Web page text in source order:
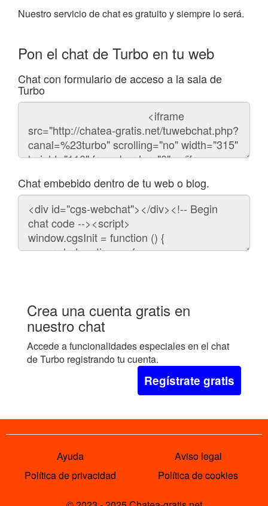
Nuestro servicio de chat es gratuito y siempre lo será.
Pon el chat de Turbo en tu web
Chat con formulario de acceso a la sala de
Turbo
Código
chat
Chat embebido dentro de tu web o blog.
Código
para
embeber
chat
Crea una cuenta gratis en
nuestro chat
Accede a funcionalidades especiales en el chat
de Turbo registrando tu cuenta.
Regístrate gratis
Ayuda
Aviso legal
Política de privacidad
Política de cookies